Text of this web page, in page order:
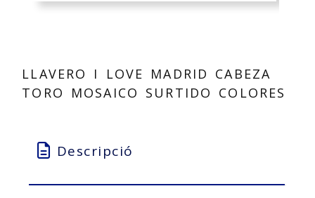
LLAVERO I LOVE MADRID CABEZA
TORO MOSAICO SURTIDO COLORES
Descripció